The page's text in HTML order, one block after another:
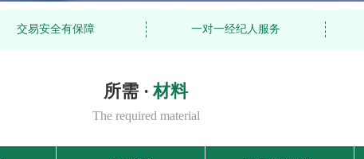
交易安全有保障 一对一经纪人服务
所需 · 材料
The required material